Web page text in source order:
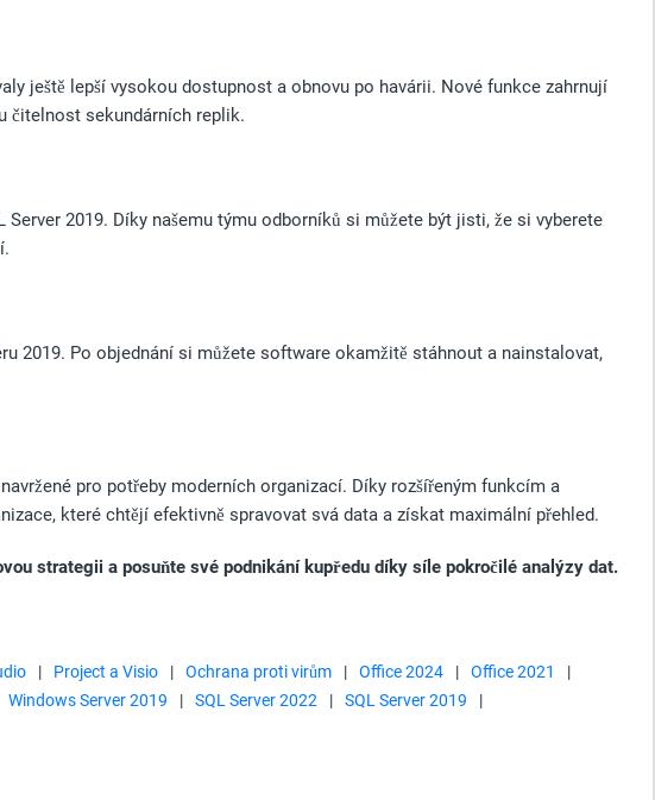
ještě lepší vysokou dostupnost a obnovu po havárii. Nové funkce zahrnují
čitelnost sekundárních replik.
2019. Díky našemu týmu odborníků si můžete být jisti, že si vyberete
2019. Po objednání si můžete software okamžitě stáhnout a nainstalovat,
pro potřeby moderních organizací. Díky rozšířeným funkcím a
které chtějí efektivně spravovat svá data a získat maximální přehled.
strategii a posuňte své podnikání kupředu díky síle pokročilé analýzy dat.
| Project a Visio | Ochrana proti virům | Office 2024 | Office 2021
|
Windows Server 2019 | SQL Server 2022 | SQL Server 2019
|